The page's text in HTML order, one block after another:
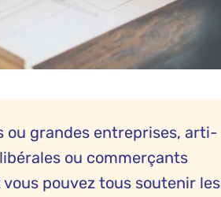
ou grandes entre­prises, arti­
ou com­mer­çants
pouvez tous sou­te­nir les